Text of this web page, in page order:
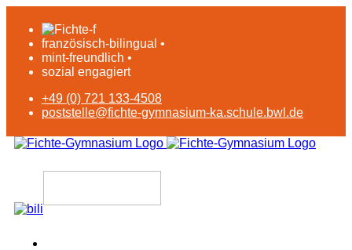
französisch-bilingual •
mint-freundlich •
sozial engagiert
+49 (0) 721 133-4508
poststelle@fichte-gymnasium-ka.schule.bwl.de